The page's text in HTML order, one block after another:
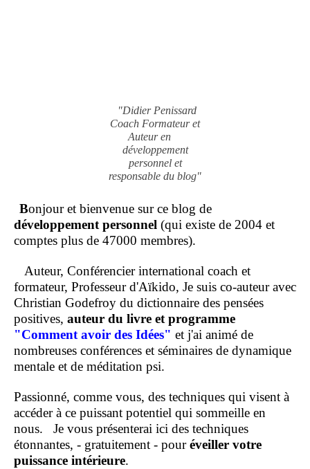
"Didier Penissard
Coach Formateur et
Auteur en
développement
personnel et
responsable du blog"
Bonjour et bienvenue sur ce blog de
développement personnel (qui existe de 2004 et
comptes plus de 47000 membres).
Auteur, Conférencier international coach et
formateur, Professeur d'Aïkido, Je suis co-auteur avec
Christian Godefroy du dictionnaire des pensées
positives, auteur du livre et programme
"Comment avoir des Idées" et j'ai animé de
nombreuses conférences et séminaires de dynamique
mentale et de méditation psi.
Passionné, comme vous, des techniques qui visent à
accéder à ce puissant potentiel qui sommeille en
nous. Je vous présenterai ici des techniques
étonnantes, - gratuitement - pouréveiller votre
puissance intérieure.